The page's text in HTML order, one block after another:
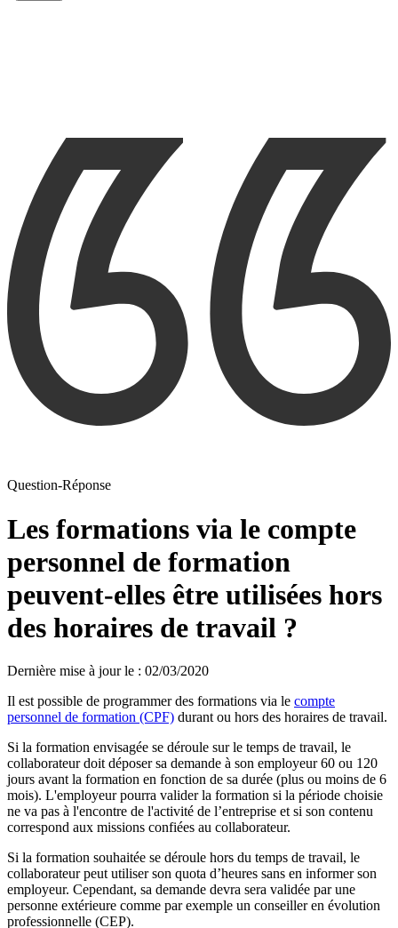
Question-Réponse
Les formations via le compte
personnel de formation
peuvent-elles être utilisées hors
des horaires de travail ?
Dernière mise à jour le : 02/03/2020
Il est possible de programmer des formations via le compte
personnel de formation (CPF) durant ou hors des horaires de travail.
Si la formation envisagée se déroule sur le temps de travail, le
collaborateur doit déposer sa demande à son employeur 60 ou 120
jours avant la formation en fonction de sa durée (plus ou moins de 6
mois). L'employeur pourra valider la formation si la période choisie
ne va pas à l'encontre de l'activité de l’entreprise et si son contenu
correspond aux missions confiées au collaborateur.
Si la formation souhaitée se déroule hors du temps de travail, le
collaborateur peut utiliser son quota d’heures sans en informer son
employeur. Cependant, sa demande devra sera validée par une
personne extérieure comme par exemple un conseiller en évolution
professionnelle (CEP).